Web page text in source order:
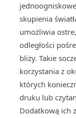
skupienia
umożliwia
odległości
bliży. Takie
korzystania z
których
druku lub
Dodatkową ich